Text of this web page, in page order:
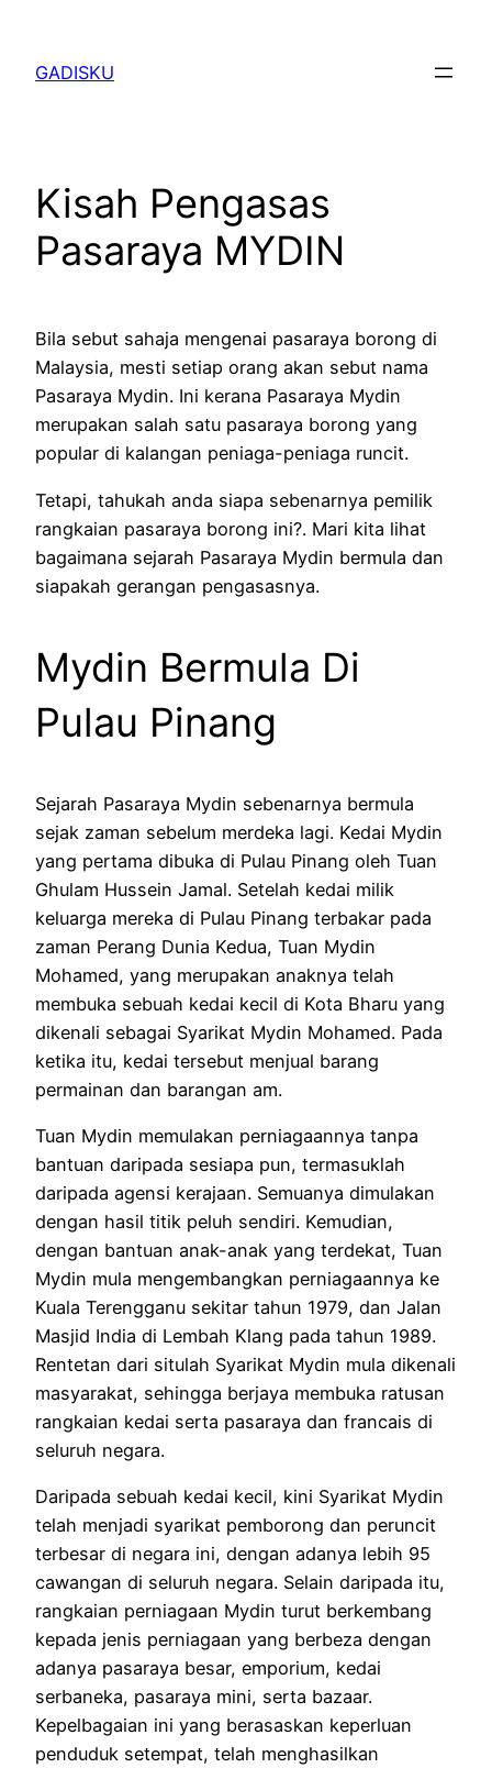
content
GADISKU
Kisah Pengasas
Pasaraya MYDIN
Bila sebut sahaja mengenai pasaraya borong di
Malaysia, mesti setiap orang akan sebut nama
Pasaraya Mydin. Ini kerana Pasaraya Mydin
merupakan salah satu pasaraya borong yang
popular di kalangan peniaga-peniaga runcit.
Tetapi, tahukah anda siapa sebenarnya pemilik
rangkaian pasaraya borong ini?. Mari kita lihat
bagaimana sejarah Pasaraya Mydin bermula dan
siapakah gerangan pengasasnya.
Mydin Bermula Di
Pulau Pinang
Sejarah Pasaraya Mydin sebenarnya bermula
sejak zaman sebelum merdeka lagi. Kedai Mydin
yang pertama dibuka di Pulau Pinang oleh Tuan
Ghulam Hussein Jamal. Setelah kedai milik
keluarga mereka di Pulau Pinang terbakar pada
zaman Perang Dunia Kedua, Tuan Mydin
Mohamed, yang merupakan anaknya telah
membuka sebuah kedai kecil di Kota Bharu yang
dikenali sebagai Syarikat Mydin Mohamed. Pada
ketika itu, kedai tersebut menjual barang
permainan dan barangan am.
Tuan Mydin memulakan perniagaannya tanpa
bantuan daripada sesiapa pun, termasuklah
daripada agensi kerajaan. Semuanya dimulakan
dengan hasil titik peluh sendiri. Kemudian,
dengan bantuan anak-anak yang terdekat, Tuan
Mydin mula mengembangkan perniagaannya ke
Kuala Terengganu sekitar tahun 1979, dan Jalan
Masjid India di Lembah Klang pada tahun 1989.
Rentetan dari situlah Syarikat Mydin mula dikenali
masyarakat, sehingga berjaya membuka ratusan
rangkaian kedai serta pasaraya dan francais di
seluruh negara.
Daripada sebuah kedai kecil, kini Syarikat Mydin
telah menjadi syarikat pemborong dan peruncit
terbesar di negara ini, dengan adanya lebih 95
cawangan di seluruh negara. Selain daripada itu,
rangkaian perniagaan Mydin turut berkembang
kepada jenis perniagaan yang berbeza dengan
adanya pasaraya besar, emporium, kedai
serbaneka, pasaraya mini, serta bazaar.
Kepelbagaian ini yang berasaskan keperluan
penduduk setempat, telah menghasilkan